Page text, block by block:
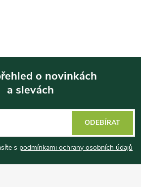
o novinkách
a slevách
s podmínkami ochrany osobních údajů
ODEBÍRAT